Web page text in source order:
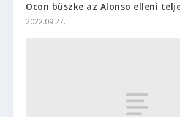
Ocon büszke az Alonso elleni
2022.09.27.